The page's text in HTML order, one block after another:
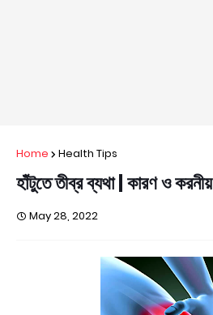
Home Health Tips
হাঁটুতে তীব্র ব্যথা | কারণ ও করনীয়
May 28, 2022